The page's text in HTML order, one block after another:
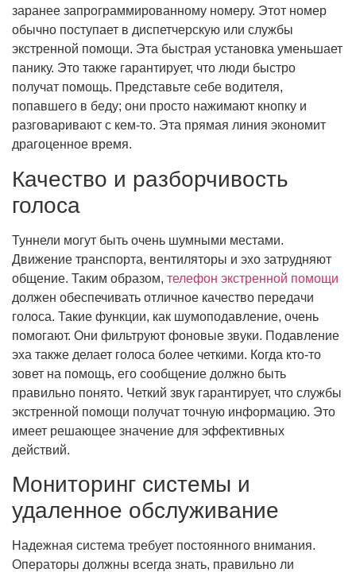
заранее запрограммированному номеру. Этот номер
обычно поступает в диспетчерскую или службы
экстренной помощи. Эта быстрая установка уменьшает
панику. Это также гарантирует, что люди быстро
получат помощь. Представьте себе водителя,
попавшего в беду; они просто нажимают кнопку и
разговаривают с кем-то. Эта прямая линия экономит
драгоценное время.
Качество и разборчивость
голоса
Туннели могут быть очень шумными местами.
Движение транспорта, вентиляторы и эхо затрудняют
общение. Таким образом, телефон экстренной помощи
должен обеспечивать отличное качество передачи
голоса. Такие функции, как шумоподавление, очень
помогают. Они фильтруют фоновые звуки. Подавление
эха также делает голоса более четкими. Когда кто-то
зовет на помощь, его сообщение должно быть
правильно понято. Четкий звук гарантирует, что службы
экстренной помощи получат точную информацию. Это
имеет решающее значение для эффективных
действий.
Мониторинг системы и
удаленное обслуживание
Надежная система требует постоянного внимания.
Операторы должны всегда знать, правильно ли